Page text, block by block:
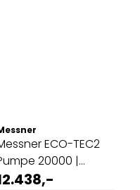
ECO-TEC2
20000 |